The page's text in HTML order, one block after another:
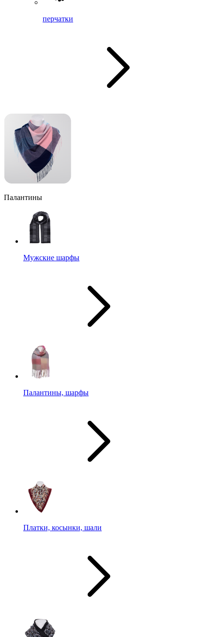
перчатки
Палантины
Мужские шарфы
Палантины, шарфы
Платки, косынки, шали